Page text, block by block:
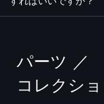
パーツ ／
コレクシ